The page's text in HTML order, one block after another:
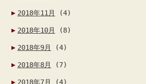
2018年11月 (4)
2018年10月 (8)
2018年9月 (4)
2018年8月 (7)
2018年7月 (4)